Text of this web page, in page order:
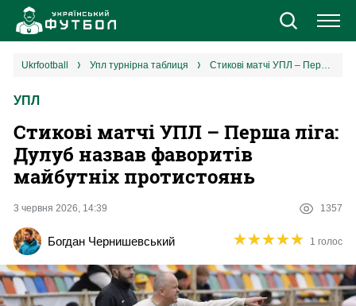
Новини
Єврокубки
УПЛ
2 ліга
ukrfootball упл турнірна таблиця Стикові матчі УПЛ – Перша ліга: Дулуб назвав фаворитів майбутніх протистоянь
УПЛ
Стикові матчі УПЛ – Перша ліга:
Дулуб назвав фаворитів
майбутніх протистоянь
3 червня 2026, 14:39 1357
Богдан Чернишевський ★★★★★
★★★★★ 1 голос